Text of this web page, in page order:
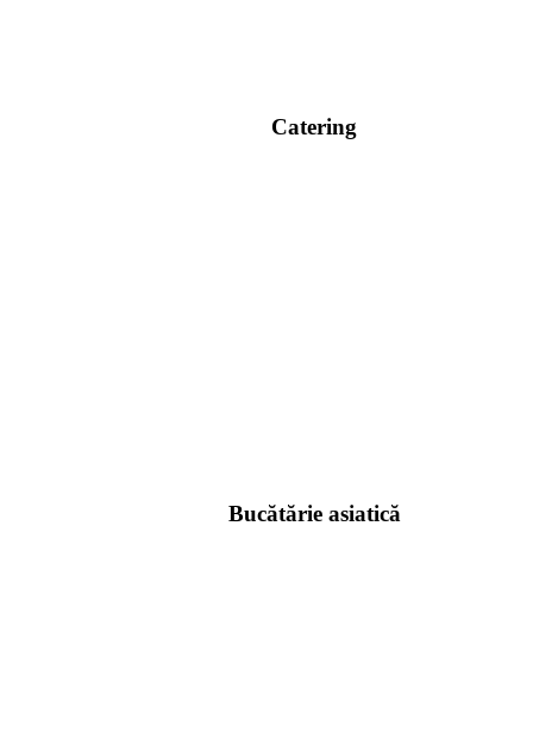
Catering
Bucătărie asiatică